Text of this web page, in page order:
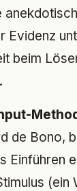
Evidenz
beim
de Bono,
Einführen
(ein